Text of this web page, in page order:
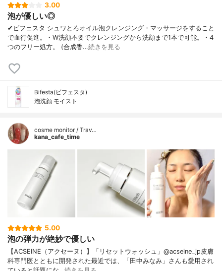
3.00
泡が優しい◎
✔︎ビフェスタ シュワとろオイル泡クレンジング・マッサージをすること
で血行促進。・W洗顔不要でクレンジングから洗顔まで1本で可能。・4
つのフリー処方。 (合成香…続きを見る
Bifesta(ビフェスタ)
泡洗顔 モイスト
cosme monitor / Trav…
kana_cafe_time
5.00
泡の弾力が絶妙で優しい
【ACSEINE（アクセーヌ）】「リセットウォッシュ」@acseine_jp皮膚
科専門医とともに開発された最近では、「田中みなみ」さんも愛用され